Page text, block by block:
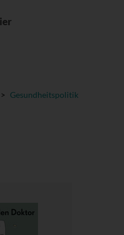
> Gesundheitspolitik